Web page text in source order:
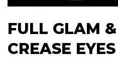
FULL GLAM
CREASE EYES